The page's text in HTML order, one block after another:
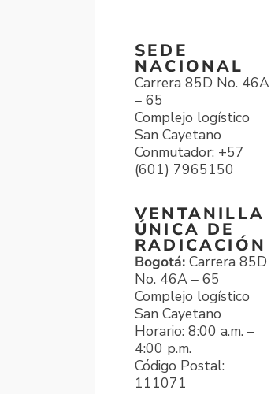
SEDE
NACIONAL
Carrera 85D No. 46A
– 65
Complejo logístico
San Cayetano
Conmutador: +57
(601) 7965150
VENTANILLA
ÚNICA DE
RADICACIÓN
Bogotá: Carrera 85D
No. 46A – 65
Complejo logístico
San Cayetano
Horario: 8:00 a.m. –
4:00 p.m.
Código Postal:
111071